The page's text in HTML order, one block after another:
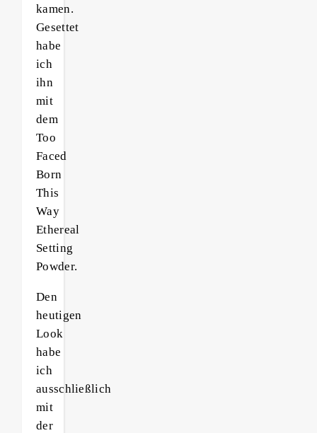
kamen.
Gesettet
habe
ich
ihn
mit
dem
Too
Faced
Born
This
Way
Ethereal
Setting
Powder.
Den
heutigen
Look
habe
ich
ausschließlich
mit
der